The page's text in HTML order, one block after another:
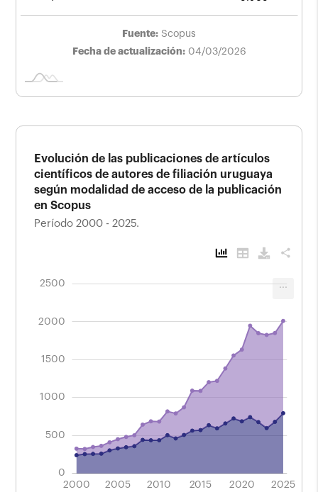
Fuente: Scopus
Fecha de actualización: 04/03/2026
Evolución de las publicaciones de artículos
científicos de autores de filiación uruguaya
según modalidad de acceso de la publicación
en Scopus
Período 2000 - 2025.
share
Evolución de las publicaciones de artículos
uruguaya según modalidad de acceso de la
0
500
1000
1500
2000
2500
2000
2004
2008
2012
2016 2020
2024 2005 2010 2015 2025
...